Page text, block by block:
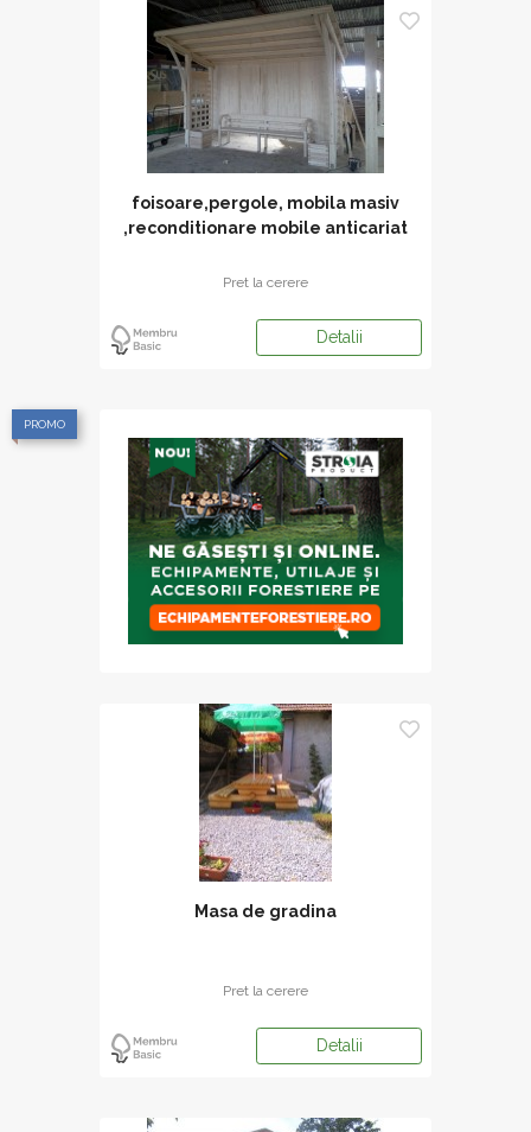
foisoare,pergole, mobila masiv
,reconditionare mobile anticariat
Pret la cerere
Detalii
PROMO
Masa de gradina
Pret la cerere
Detalii